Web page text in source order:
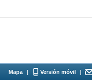
Mapa | Versión móvil
|